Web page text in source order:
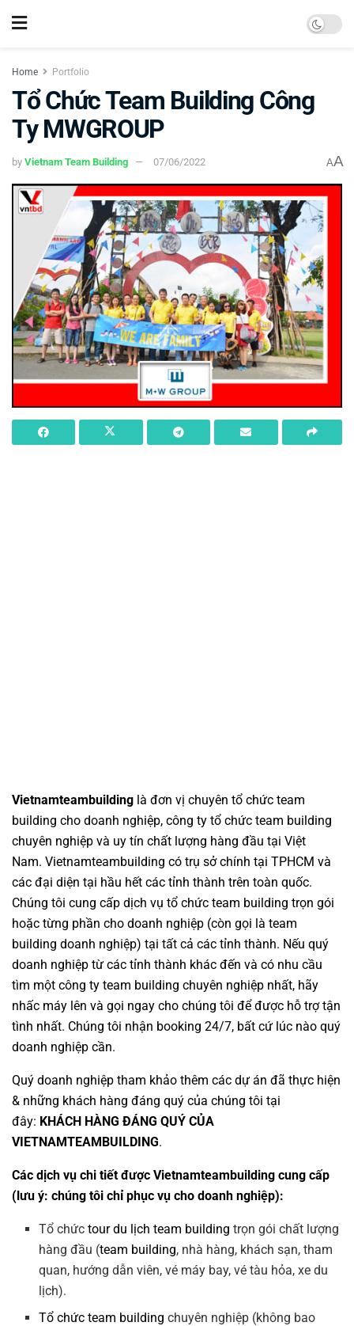
Home Portfolio
Tổ Chức Team Building Công
Ty MWGROUP
by Vietnam Team Building 07/06/2022 AA
Vietnamteambuilding là đơn vị chuyên tổ chức team
building cho doanh nghiệp, công ty tổ chức team building
chuyên nghiệp và uy tín chất lượng hàng đầu tại Việt
Nam. Vietnamteambuilding có trụ sở chính tại TPHCM và
các đại diện tại hầu hết các tỉnh thành trên toàn quốc.
Chúng tôi cung cấp dịch vụ tổ chức team building trọn gói
hoặc từng phần cho doanh nghiệp (còn gọi là team
building doanh nghiệp) tại tất cả các tỉnh thành. Nếu quý
doanh nghiệp từ các tỉnh thành khác đến và có nhu cầu
tìm một công ty team building chuyên nghiệp nhất, hãy
nhấc máy lên và gọi ngay cho chúng tôi để được hỗ trợ tận
tình nhất. Chúng tôi nhận booking 24/7, bất cứ lúc nào quý
doanh nghiệp cần.
Quý doanh nghiệp tham khảo thêm các dự án đã thực hiện
& những khách hàng đáng quý của chúng tôi tại
đây: KHÁCH HÀNG ĐÁNG QUÝ CỦA
VIETNAMTEAMBUILDING.
Các dịch vụ chi tiết được Vietnamteambuilding cung cấp
(lưu ý: chúng tôi chỉ phục vụ cho doanh nghiệp):
Tổ chứctour du lịch team building trọn gói chất lượng
hàng đầu (team building, nhà hàng, khách sạn, tham
quan, hướng dẫn viên, vé máy bay, vé tàu hỏa, xe du
lịch).
Tổ chức team building chuyên nghiệp (không bao